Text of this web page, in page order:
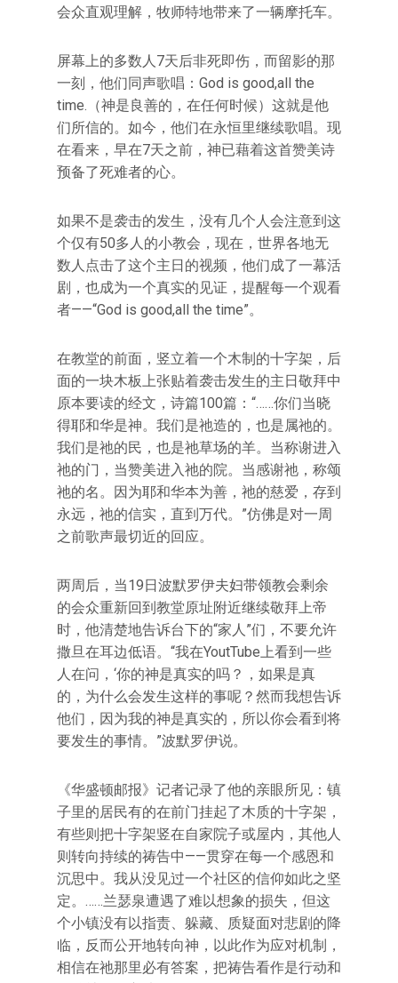
会众直观理解，牧师特地带来了一辆摩托车。
屏幕上的多数人7天后非死即伤，而留影的那
一刻，他们同声歌唱：God is good,all the
time.（神是良善的，在任何时候）这就是他
们所信的。如今，他们在永恒里继续歌唱。现
在看来，早在7天之前，神已藉着这首赞美诗
预备了死难者的心。
如果不是袭击的发生，没有几个人会注意到这
个仅有50多人的小教会，现在，世界各地无
数人点击了这个主日的视频，他们成了一幕活
剧，也成为一个真实的见证，提醒每一个观看
者——“God is good,all the time”。
在教堂的前面，竖立着一个木制的十字架，后
面的一块木板上张贴着袭击发生的主日敬拜中
原本要读的经文，诗篇100篇：“……你们当晓
得耶和华是神。我们是祂造的，也是属祂的。
我们是祂的民，也是祂草场的羊。当称谢进入
祂的门，当赞美进入祂的院。当感谢祂，称颂
祂的名。因为耶和华本为善，祂的慈爱，存到
永远，祂的信实，直到万代。”仿佛是对一周
之前歌声最切近的回应。
两周后，当19日波默罗伊夫妇带领教会剩余
的会众重新回到教堂原址附近继续敬拜上帝
时，他清楚地告诉台下的“家人”们，不要允许
撒旦在耳边低语。“我在YoutTube上看到一些
人在问，‘你的神是真实的吗？，如果是真
的，为什么会发生这样的事呢？然而我想告诉
他们，因为我的神是真实的，所以你会看到将
要发生的事情。”波默罗伊说。
《华盛顿邮报》记者记录了他的亲眼所见：镇
子里的居民有的在前门挂起了木质的十字架，
有些则把十字架竖在自家院子或屋内，其他人
则转向持续的祷告中——贯穿在每一个感恩和
沉思中。我从没见过一个社区的信仰如此之坚
定。……兰瑟泉遭遇了难以想象的损失，但这
个小镇没有以指责、躲藏、质疑面对悲剧的降
临，反而公开地转向神，以此作为应对机制，
相信在祂那里必有答案，把祷告看作是行动和